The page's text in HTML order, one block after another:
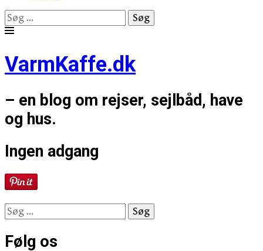
Søg
efter:
to
content
VarmKaffe.dk
– en blog om rejser, sejlbåd, have
og hus.
Ingen adgang
Søg
efter:
Følg os